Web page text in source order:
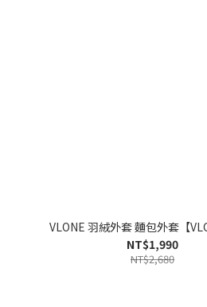
VLONE 羽絨外套 麵包外套【
NT$1,990
NT$2,680